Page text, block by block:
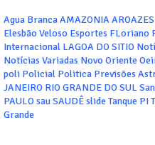
Agua BrancaAMAZONIAAROAZES
Elesbão Veloso Esportes FLoriano
Internacional LAGOA DO SITIO
Notícias Variadas Novo Oriente
poli Policial Politica Previsões
JANEIRO RIO GRANDE DO SUL
PAULOsauSAUDÊslide Tanque PI
Grande